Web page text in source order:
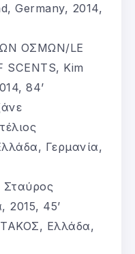
Germany, 2014,
ΟΣΜΩΝ/LE
SCENTS, Kim
84’
Γερμανία,
45’
Ελλάδα,